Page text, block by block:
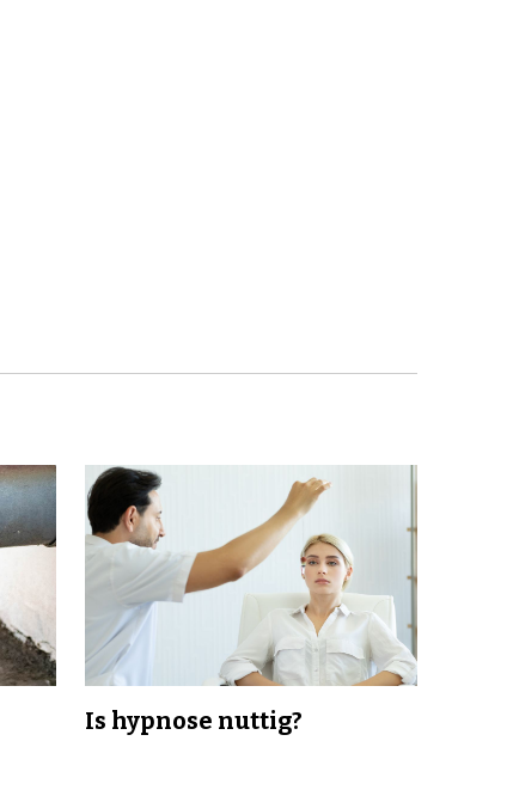
Is hypnose nuttig?